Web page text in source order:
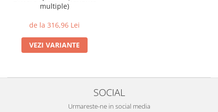
MULTIMATERIAL
multiple)
de la 316,96 Lei
VEZI VARIANTE
SOCIAL
Urmareste-ne in social media